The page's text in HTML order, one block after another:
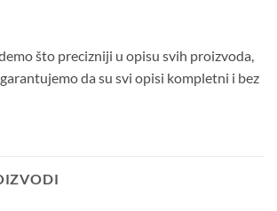
što precizniji u opisu svih proizvoda,
da su svi opisi kompletni i bez